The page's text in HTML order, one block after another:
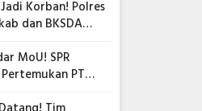
Korban! Polres
dan BKSDA
MoU! SPR
PT